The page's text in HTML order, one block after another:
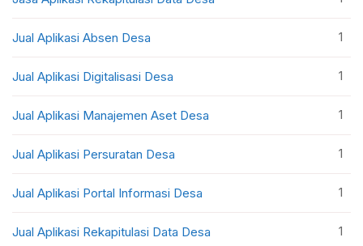
Jual Aplikasi Absen Desa 1
Jual Aplikasi Digitalisasi Desa 1
Jual Aplikasi Manajemen Aset Desa 1
Jual Aplikasi Persuratan Desa 1
Jual Aplikasi Portal Informasi Desa 1
Jual Aplikasi Rekapitulasi Data Desa 1